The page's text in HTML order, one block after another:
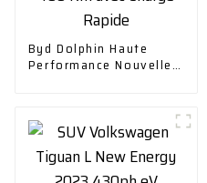
Byd Dolphin Haute
Performance Nouvelle